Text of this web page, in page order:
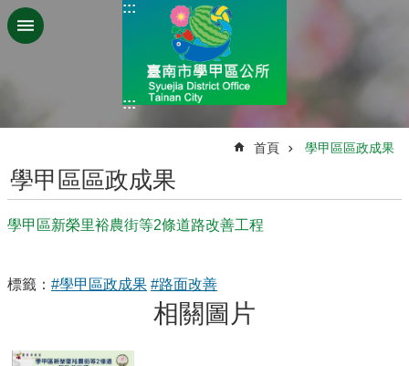
跳到主要內容區塊
:::
:::
首頁 學甲區區政成果
學甲區區政成果
學甲區新榮里裕農街等2條道路改善工程
標籤： #學甲區政成果 #路面改善
相關圖片